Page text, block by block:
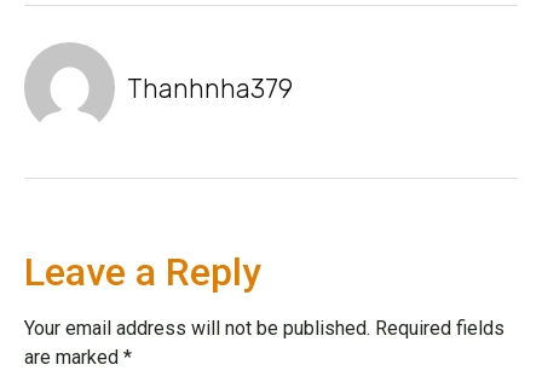
Thanhnha379
Leave a Reply
Your email address will not be published. Required fields
are marked *